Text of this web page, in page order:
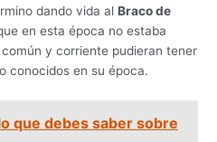
dando vida alBraco de
en esta época no estaba
y corriente pudieran tener
conocidos en su época.
que debes saber sobre